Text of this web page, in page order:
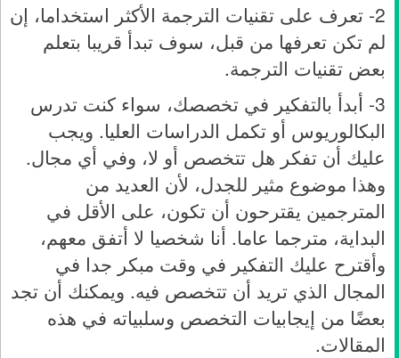
2- تعرف على تقنيات الترجمة الأكثر استخداما، إن
لم تكن تعرفها من قبل، سوف تبدأ قريبا بتعلم
بعض تقنيات الترجمة.
3- أبدأ بالتفكير في تخصصك، سواء كنت تدرس
البكالوريوس أو تكمل الدراسات العليا. ويجب
عليك أن تفكر هل تتخصص أو لا، وفي أي مجال.
وهذا موضوع مثير للجدل، لأن العديد من
المترجمين يقترحون أن تكون، على الأقل في
البداية، مترجما عاما. أنا شخصيا لا أتفق معهم،
وأقترح عليك التفكير في وقت مبكر جدا في
المجال الذي تريد أن تتخصص فيه. ويمكنك أن تجد
بعضًا من إيجابيات التخصص وسلبياته في هذه
المقالات.